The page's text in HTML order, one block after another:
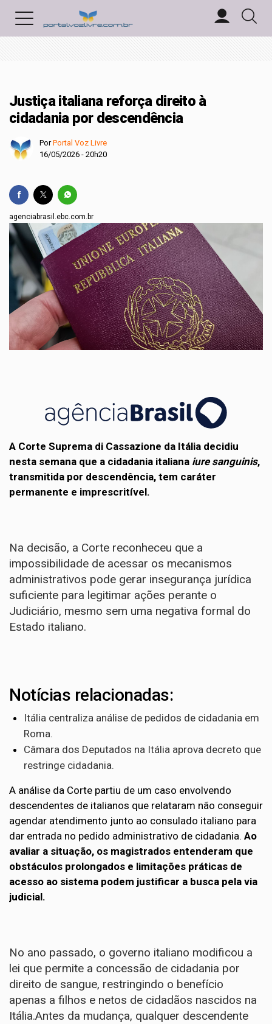
Justiça italiana reforça direito à
cidadania por descendência
PorPortal Voz Livre
16/05/2026 - 20h20
agenciabrasil.ebc.com.br
A Corte Suprema di Cassazione da Itália decidiu
nesta semana que a cidadania italiana iure sanguinis,
transmitida por descendência, tem caráter
permanente e imprescritível.
Na decisão, a Corte reconheceu que a
impossibilidade de acessar os mecanismos
administrativos pode gerar insegurança jurídica
suficiente para legitimar ações perante o
Judiciário, mesmo sem uma negativa formal do
Estado italiano.
Notícias relacionadas:
Itália centraliza análise de pedidos de cidadania em
Roma.
Câmara dos Deputados na Itália aprova decreto que
restringe cidadania.
A análise da Corte partiu de um caso envolvendo
descendentes de italianos que relataram não conseguir
agendar atendimento junto ao consulado italiano para
dar entrada no pedido administrativo de cidadania. Ao
avaliar a situação, os magistrados entenderam que
obstáculos prolongados e limitações práticas de
acesso ao sistema podem justificar a busca pela via
judicial.
No ano passado, o governo italiano modificou a
lei que permite a concessão de cidadania por
direito de sangue, restringindo o benefício
apenas a filhos e netos de cidadãos nascidos na
Itália.Antes da mudança, qualquer descendente